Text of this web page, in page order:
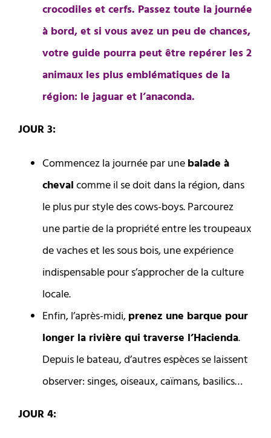
crocodiles et cerfs. Passez toute la journée
à bord, et si vous avez un peu de chances,
votre guide pourra peut être repérer les 2
animaux les plus emblématiques de la
région: le jaguar et l’anaconda.
JOUR 3:
Commencez la journée par une balade à
cheval comme il se doit dans la région, dans
le plus pur style des cows-boys. Parcourez
une partie de la propriété entre les troupeaux
de vaches et les sous bois, une expérience
indispensable pour s’approcher de la culture
locale.
Enfin, l’après-midi, prenez une barque pour
longer la rivière qui traverse l’Hacienda.
Depuis le bateau, d’autres espèces se laissent
observer: singes, oiseaux, caïmans, basilics…
JOUR 4: